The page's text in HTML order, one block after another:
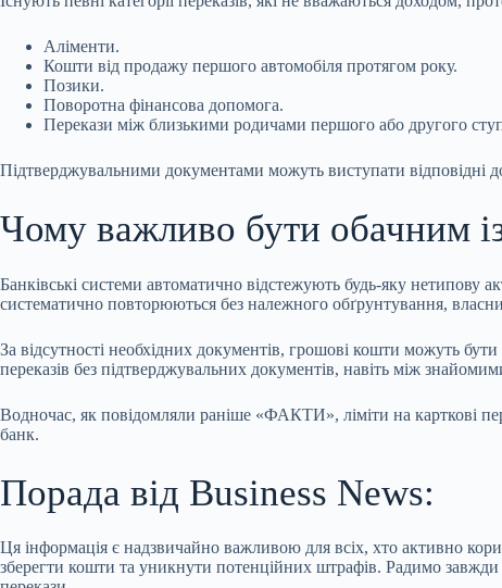
Аліменти.
Кошти від продажу першого автомобіля протягом року.
Позики.
Поворотна фінансова допомога.
Перекази між близькими родичами першого або другого
Підтверджувальними документами можуть виступати відповідні
Чому важливо бути обачним
Банківські системи автоматично відстежують будь-яку нетипову
систематично повторюються без належного обґрунтування,
За відсутності необхідних документів, грошові кошти можуть
переказів без підтверджувальних документів, навіть між
Водночас, як повідомляли раніше «ФАКТИ», ліміти на карткові
банк.
Порада від Business News:
Ця інформація є надзвичайно важливою для всіх, хто активно
зберегти кошти та уникнути потенційних штрафів. Радимо